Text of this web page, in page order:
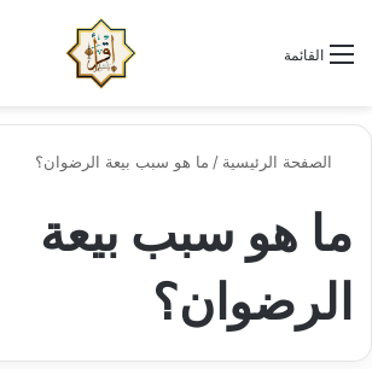
القائمة
الصفحة الرئيسية / ما هو سبب بيعة الرضوان؟
ما هو سبب بيعة
الرضوان؟